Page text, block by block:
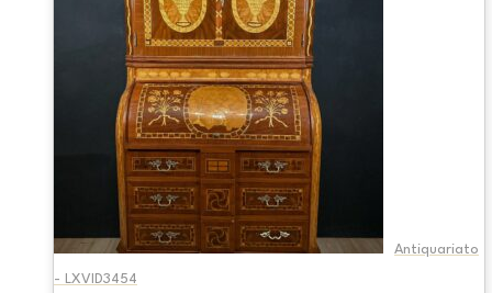
Antiquariato
- LXVID3454